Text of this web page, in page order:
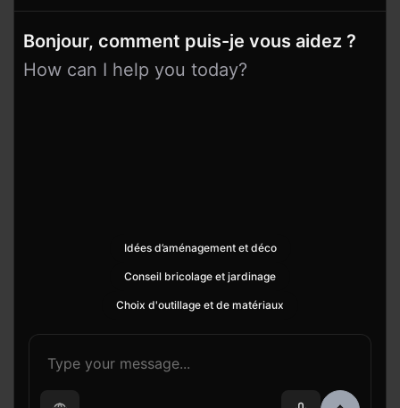
Bonjour, comment puis-je vous aidez ?
How can I help you today?
Idées d’aménagement et déco
Conseil bricolage et jardinage
Choix d'outillage et de matériaux